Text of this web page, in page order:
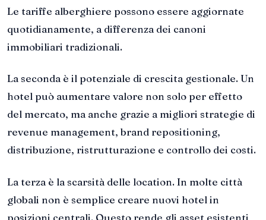
Le tariffe alberghiere possono essere aggiornate
quotidianamente, a differenza dei canoni
immobiliari tradizionali.
La seconda è il potenziale di crescita gestionale. Un
hotel può aumentare valore non solo per effetto
del mercato, ma anche grazie a migliori strategie di
revenue management, brand repositioning,
distribuzione, ristrutturazione e controllo dei costi.
La terza è la scarsità delle location. In molte città
globali non è semplice creare nuovi hotel in
posizioni centrali. Questo rende gli asset esistenti